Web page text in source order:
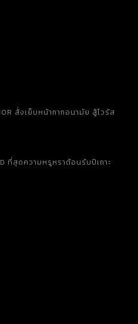
สั่งเย็บหน้ากากอนามัย สู้ไวรัส
ที่สุดความหรูหราต้อนรับปีเถาะ